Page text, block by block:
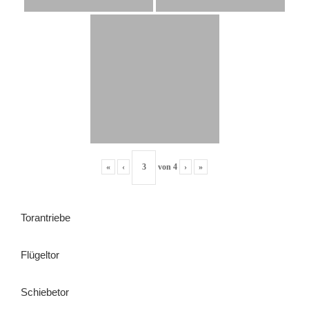
« ‹ von 4 › »
Torantriebe
Flügeltor
Schiebetor